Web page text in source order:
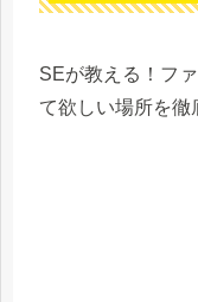
SEが教える！フ
て欲しい場所を徹